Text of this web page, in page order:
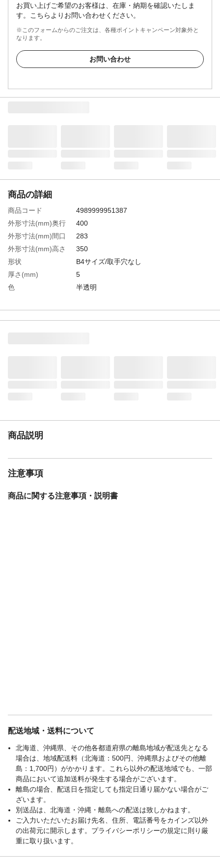
お買い上げご希望のお客様は、在庫・納期を確認いたしま
す。こちらよりお問い合わせください。
※このフォームからのご注文は、各種ポイントキャンペーン対象外と
なります。
お問い合わせ
商品の詳細
商品コード
4989999951387
外形寸法(mm)奥行
400
外形寸法(mm)間口
283
外形寸法(mm)高さ
350
形状
B4サイズ/取手穴なし
厚さ(mm)
5
色
半透明
有効内寸(mm)間口
273
商品説明
注意事項
商品に関する注意事項・説明書
配送地域・送料について
北海道、沖縄県、その他各都道府県の離島地域が配送先となる
場合は、地域配送料（北海道：500円、沖縄県およびその他離
島：1,700円）がかかります。これら以外の配送地域でも、一部
商品において追加送料が発生する場合がございます。
離島の場合、配送日を指定しても指定日通り届かない場合がご
ざいます。
別送品は、北海道・沖縄・離島への配送は致しかねます。
ご入力いただいたお届け先名、住所、電話番号をカインズ以外
の出荷元に開示します。プライバシーポリシーの規定に則り厳
重に取り扱います。